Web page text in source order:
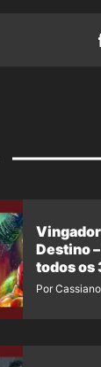
Destino
todos os
Por